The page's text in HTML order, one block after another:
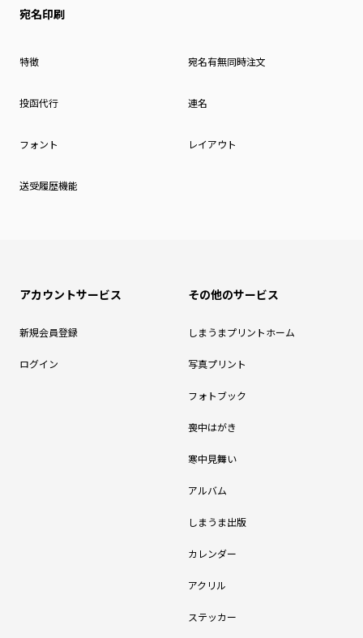
宛名印刷
特徴 宛名有無同時注文
投函代行 連名
フォント レイアウト
送受履歴機能
アカウントサービス
新規会員登録
ログイン
その他のサービス
しまうまプリントホーム
写真プリント
フォトブック
喪中はがき
寒中見舞い
アルバム
しまうま出版
カレンダー
アクリル
ステッカー